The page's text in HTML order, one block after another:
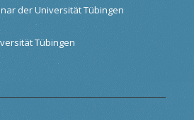
der Universität Tübingen
Tübingen